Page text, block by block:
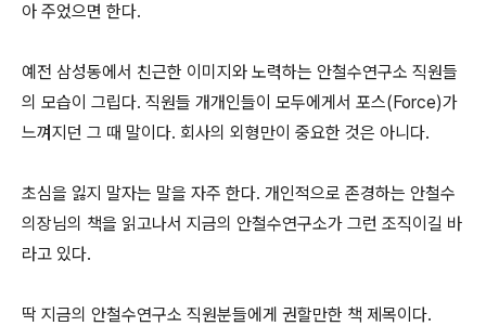
아 주었으면 한다.
예전 삼성동에서 친근한 이미지와 노력하는 안철수연구소 직원들
의 모습이 그립다. 직원들 개개인들이 모두에게서 포스(Force)가
느껴지던 그 때 말이다. 회사의 외형만이 중요한 것은 아니다.
초심을 잃지 말자는 말을 자주 한다. 개인적으로 존경하는 안철수
의장님의 책을 읽고나서 지금의 안철수연구소가 그런 조직이길 바
라고 있다.
딱 지금의 안철수연구소 직원분들에게 권할만한 책 제목이다.